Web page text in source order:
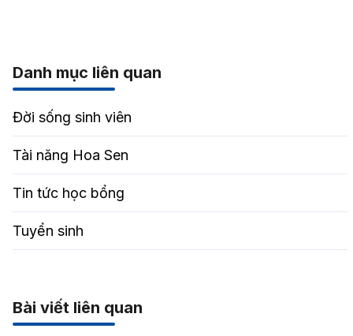
Danh mục liên quan
Đời sống sinh viên
Tài năng Hoa Sen
Tin tức học bổng
Tuyển sinh
Bài viết liên quan